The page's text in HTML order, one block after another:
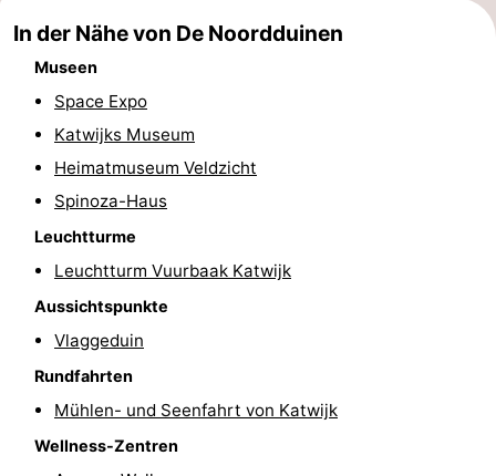
In der Nähe von De Noordduinen
Museen
Space Expo
Katwijks Museum
Heimatmuseum Veldzicht
Spinoza-Haus
Leuchtturme
Leuchtturm Vuurbaak Katwijk
Aussichtspunkte
Vlaggeduin
Rundfahrten
Mühlen- und Seenfahrt von Katwijk
Wellness-Zentren